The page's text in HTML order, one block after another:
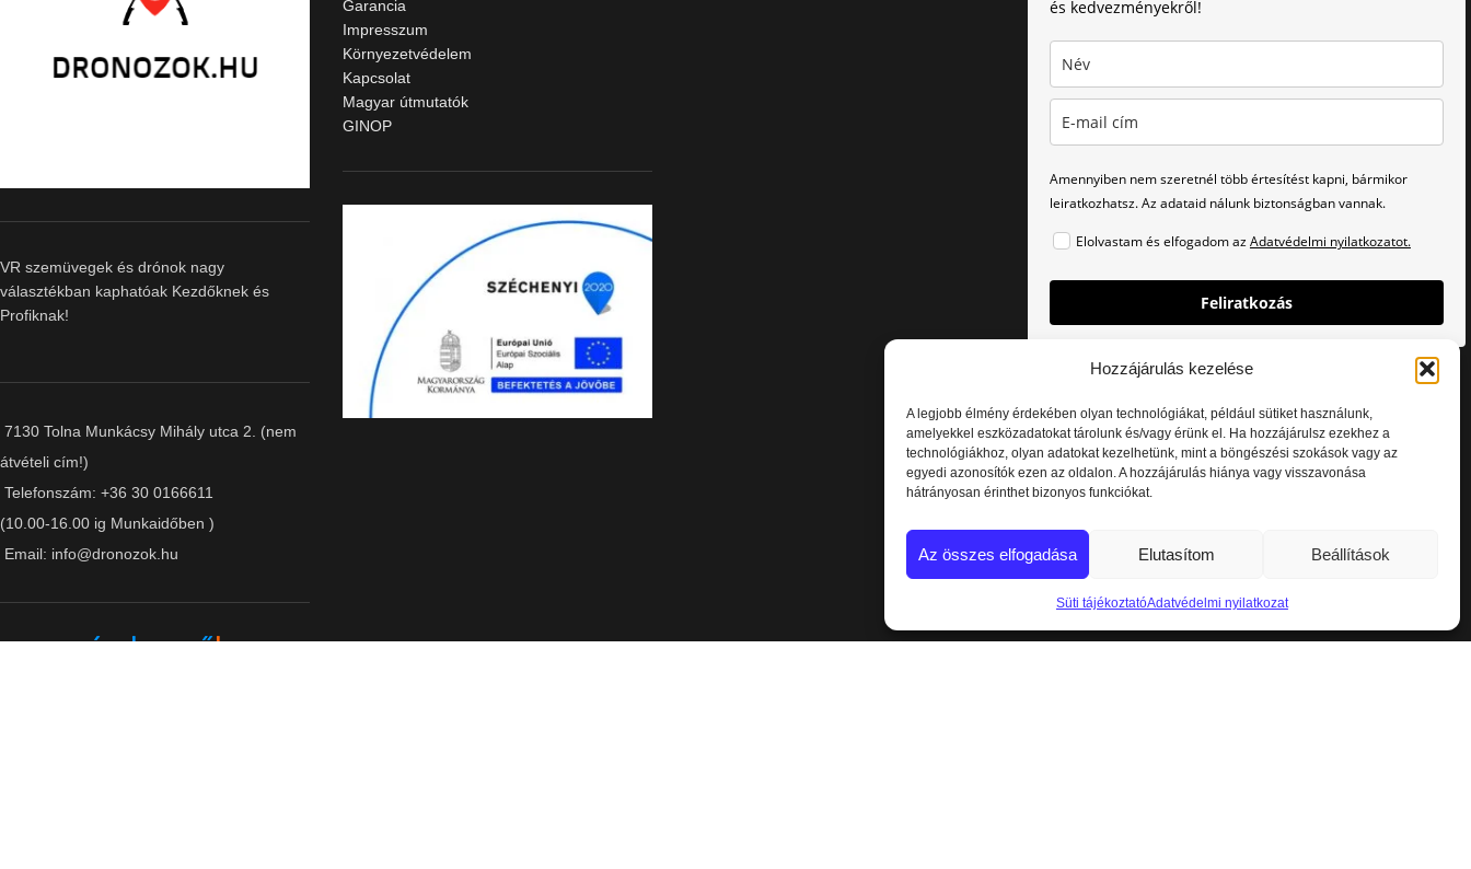
Hozzájárulás kezelése
A legjobb élmény érdekében olyan technológiákat, például sütiket használunk,
amelyekkel eszközadatokat tárolunk és/vagy érünk el. Ha hozzájárulsz ezekhez a
technológiákhoz, olyan adatokat kezelhetünk, mint a böngészési szokások vagy az
egyedi azonosítók ezen az oldalon. A hozzájárulás hiánya vagy visszavonása
hátrányosan érinthet bizonyos funkciókat.
Az összes elfogadása Elutasítom Beállítások
Süti tájékoztatóAdatvédelmi nyilatkozat
VR szemüvegek és drónok nagy
választékban kaphatóak Kezdőknek és
Profiknak!
7130 Tolna Munkácsy Mihály utca 2. (nem
átvételi cím!)
Telefonszám: +36 30 0166611
(10.00-16.00 ig Munkaidőben )
Email: info@dronozok.hu
Garancia
Impresszum
Környezetvédelem
Kapcsolat
Magyar útmutatók
GINOP
és kedvezményekről!
Amennyiben nem szeretnél több értesítést kapni, bármikor
leiratkozhatsz. Az adataid nálunk biztonságban vannak.
Elolvastam és elfogadom azAdatvédelmi nyilatkozatot.
Feliratkozás